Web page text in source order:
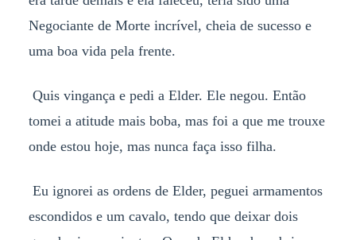
Negociante de Morte incrível, cheia de sucesso e
uma boa vida pela frente.
Quis vingança e pedi a Elder. Ele negou. Então
tomei a atitude mais boba, mas foi a que me trouxe
onde estou hoje, mas nunca faça isso filha.
Eu ignorei as ordens de Elder, peguei armamentos
escondidos e um cavalo, tendo que deixar dois